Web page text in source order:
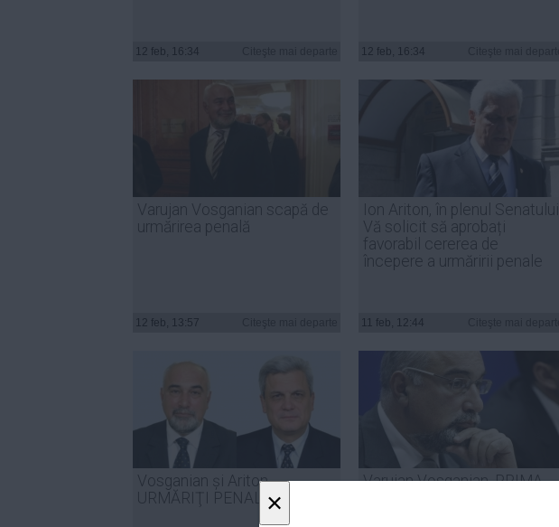
×
12 feb, 16:34 12 feb, 16:34
Varujan Vosganian scapă de
urmărirea penală
12 feb, 13:57
Ion Ariton, în plenul Senatului:
Vă solicit să aprobați
favorabil cererea de
începere a urmăririi penale
11 feb, 12:44
Vosganian și Ariton,
URMĂRIŢI PENAL
Varujan Vosganian, PRIMA